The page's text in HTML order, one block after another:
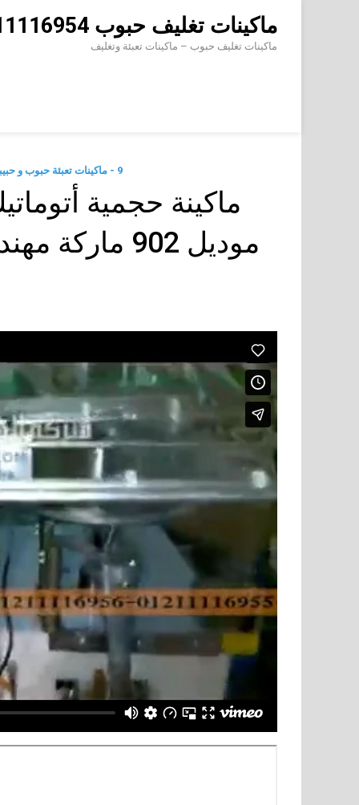
content
ماكينات تغليف حبوب 01211116954 – 01211116956 – 01211116958
ماكينات تغليف حبوب – ماكينات تعبئة وتغليف
9 - ماكينات تعبئة حبوب و حبيبات وتعبئة مساحيق في اكياس اوتوماتيك
ماكينة حجمية
موديل 902